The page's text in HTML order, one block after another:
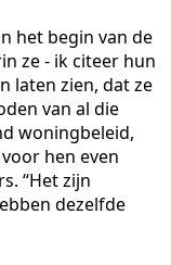
het begin van de
ze - ik citeer hun
laten zien, dat ze
van al die
woningbeleid,
hen even
“Het zijn
dezelfde